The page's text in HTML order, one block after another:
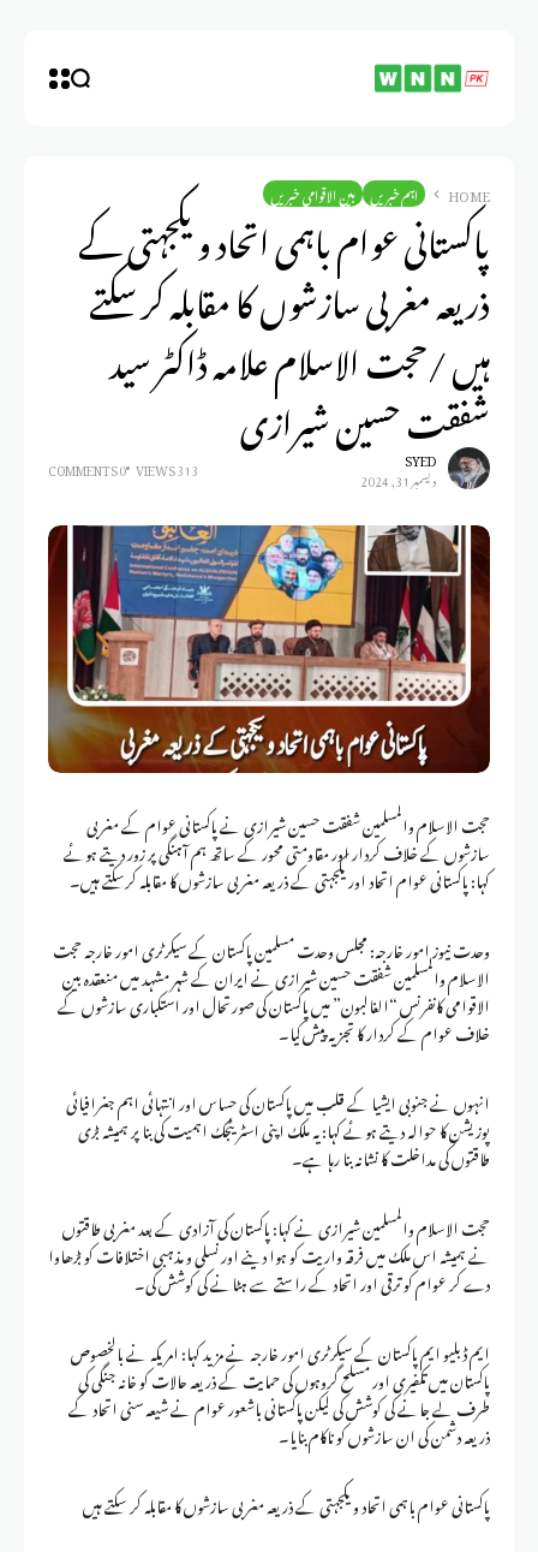
HOME اہم خبریں بین الاقوامی خبریں
پاکستانی عوام باہمی اتحاد و یکجہتی کے
ذریعہ مغربی سازشوں کا مقابلہ کر سکتے
ہیں /حجت الاسلام علامہ ڈاکٹر سید
شفقت حسین شیرازی
SYED
ديسمبر 31, 2024 313 VIEWS
0 COMMENTS
حجت الاسلام والمسلمین شفقت حسین شیرازی نے پاکستانی عوام کے مغربی
سازشوں کے خلاف کردار اور مقاومتی محور کے ساتھ ہم آہنگی پر زور دیتے ہوئے
کہا: پاکستانی عوام اتحاد اور یکجہتی کے ذریعہ مغربی سازشوں کا مقابلہ کرسکتے ہیں۔
وحدت نیوز امور خارجہ: مجلس وحدت مسلمین پاکستان کے سیکرٹری امور خارجہ حجت
الاسلام والمسلمین شفقت حسین شیرازی نے ایران کے شہر مشہد میں منعقدہ بین
الاقوامی کانفرنس “الغالبون” میں پاکستان کی صورتحال اور استکباری سازشوں کے
خلاف عوام کے کردار کا تجزیہ پیش کیا۔
انہوں نے جنوبی ایشیا کے قلب میں پاکستان کی حساس اور انتہائی اہم جغرافیائی
پوزیشن کا حوالہ دیتے ہوئے کہا: یہ ملک اپنی اسٹریٹجک اہمیت کی بنا پر ہمیشہ بڑی
طاقتوں کی مداخلت کا نشانہ بنا رہا ہے۔
حجت الاسلام والمسلمین شیرازی نے کہا: پاکستان کی آزادی کے بعد مغربی طاقتوں
نے ہمیشہ اس ملک میں فرقہ واریت کو ہوا دینے اور نسلی و مذہبی اختلافات کو بڑھاوا
دے کر عوام کو ترقی اور اتحاد کے راستے سے ہٹانے کی کوشش کی۔
ایم ڈبلیو ایم پاکستان کے سیکرٹری امور خارجہ نے مزید کہا: امریکہ نے بالخصوص
پاکستان میں تکفیری اور مسلح گروہوں کی حمایت کے ذریعہ حالات کو خانہ جنگی کی
طرف لے جانے کی کوشش کی لیکن پاکستانی باشعور عوام نے شیعہ سنی اتحاد کے
ذریعہ دشمن کی ان سازشوں کو ناکام بنایا۔
پاکستانی عوام باہمی اتحاد و یکجہتی کے ذریعہ مغربی سازشوں کا مقابلہ کر سکتے ہیں